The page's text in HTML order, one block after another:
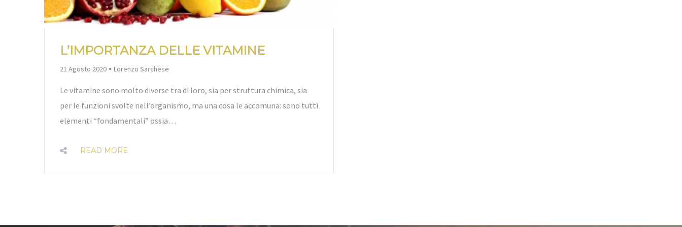
L’IMPORTANZA DELLE VITAMINE
21 Agosto 2020 By
Lorenzo Sarchese
Le vitamine sono molto diverse tra di loro, sia per struttura chimica, sia
per le funzioni svolte nell’organismo, ma una cosa le accomuna: sono tutti
elementi “fondamentali” ossia…
READ MORE